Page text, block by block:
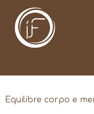
Equilibre corpo e